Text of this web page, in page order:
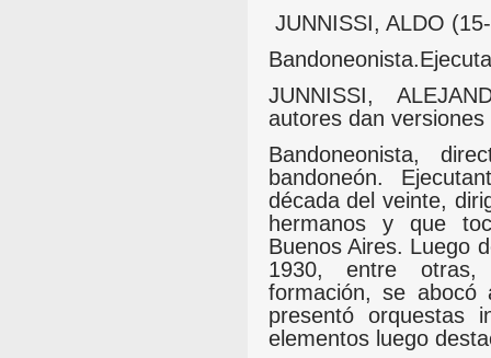
JUNNISSI, ALDO
Bandoneonista.
JUNNISSI,
autores dan
Bandoneonista,
bandoneón.
década del veinte,
hermanos y que
Buenos Aires. Luego
1930, entre otras,
formación, se abocó
presentó orquestas
elementos luego